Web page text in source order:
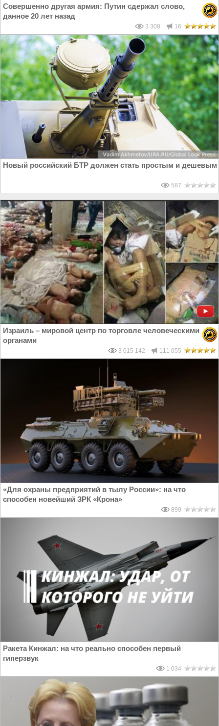
Совершенно другая армия: Путин сдержал слово,
данное 20 лет назад
3 308 16
Новый российский БТР должен стать простым и дешевым
587
Израиль – мировой центр по торговле человеческими
органами
3 015 142 111 055
«Для охраны предприятий в тылу России»: на что
способен новейший ЗРК «Крона»
899
Ракета Кинжал: на что реально способен первый
гиперзвук
1 034